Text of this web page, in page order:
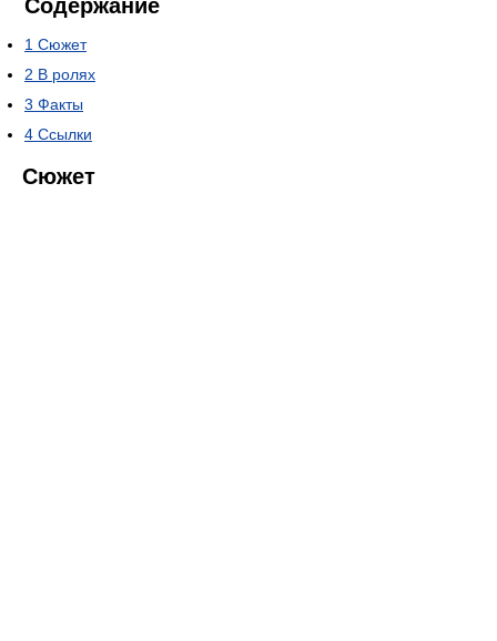
Содержание
1 Сюжет
2 В ролях
3 Факты
4 Ссылки
Сюжет